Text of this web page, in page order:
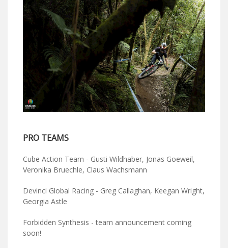
PRO TEAMS
Cube Action Team - Gusti Wildhaber, Jonas Goeweil,
Veronika Bruechle, Claus Wachsmann
Devinci Global Racing - Greg Callaghan, Keegan Wright,
Georgia Astle
Forbidden Synthesis - team announcement coming
soon!